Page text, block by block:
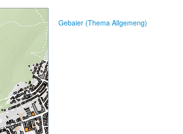
Gebaier (Thema Allgemeng)